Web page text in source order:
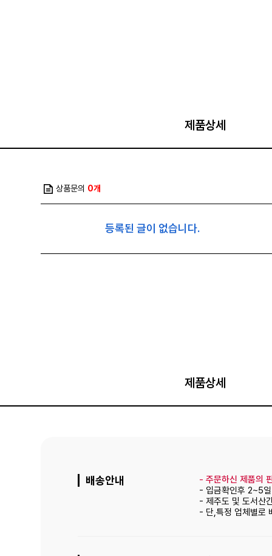
제품상세
상품문의 0개
등록된 글이 없습니다.
제품상세
배송안내 - 주문하신 제품의
- 입금확인후 2~5
- 제주도 및 도서산
- 단,특정 업체별로